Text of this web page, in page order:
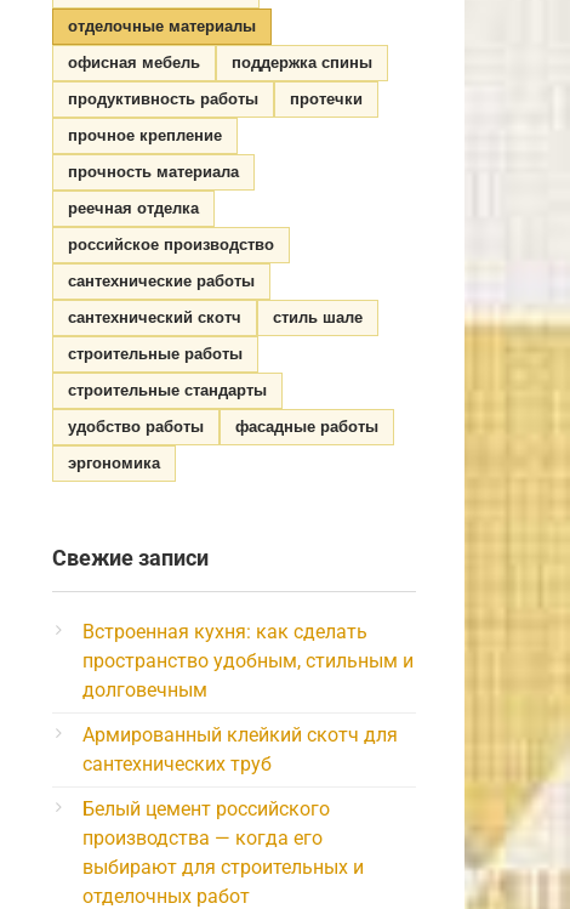
отделочные материалы
офисная мебель
поддержка спины
продуктивность работы
протечки
прочное крепление
прочность материала
реечная отделка
российское производство
сантехнические работы
сантехнический скотч
стиль шале
строительные работы
строительные стандарты
удобство работы
фасадные работы
эргономика
Свежие записи
Встроенная кухня: как сделать
пространство удобным, стильным и
долговечным
Армированный клейкий скотч для
сантехнических труб
Белый цемент российского
производства — когда его
выбирают для строительных и
отделочных работ